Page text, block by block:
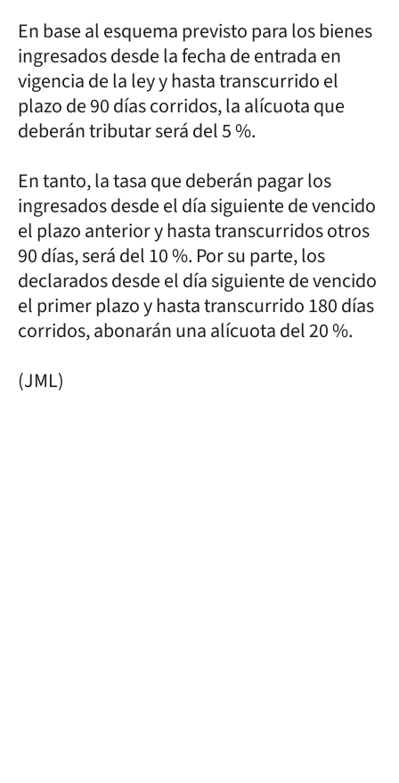
En base al esquema previsto para los bienes
ingresados desde la fecha de entrada en
vigencia de la ley y hasta transcurrido el
plazo de 90 días corridos, la alícuota que
deberán tributar será del 5 %.
En tanto, la tasa que deberán pagar los
ingresados desde el día siguiente de vencido
el plazo anterior y hasta transcurridos otros
90 días, será del 10 %. Por su parte, los
declarados desde el día siguiente de vencido
el primer plazo y hasta transcurrido 180 días
corridos, abonarán una alícuota del 20 %.
(JML)